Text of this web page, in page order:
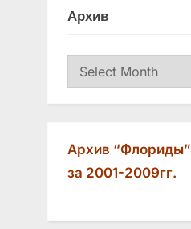
Архив
Архив
Архив “Флориды”
за 2001-2009гг.